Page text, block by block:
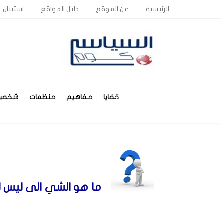
الرئيسية عن الموقع دليل المواقع استبيان
قضايا مفاهيم منظمات
ما هو الشي الى ليس